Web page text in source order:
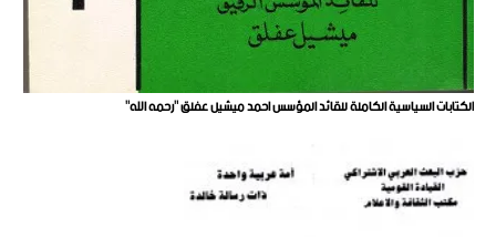
الكتابات السياسية الكاملة للقائد المؤسس احمد ميشيل عفلق "رحمه الله"